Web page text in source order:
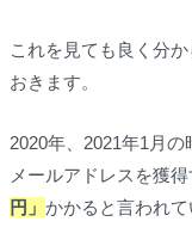
これを見ても良く分
おきます。
2020年、2021年1月
メールアドレスを獲
円」 かかると言われて